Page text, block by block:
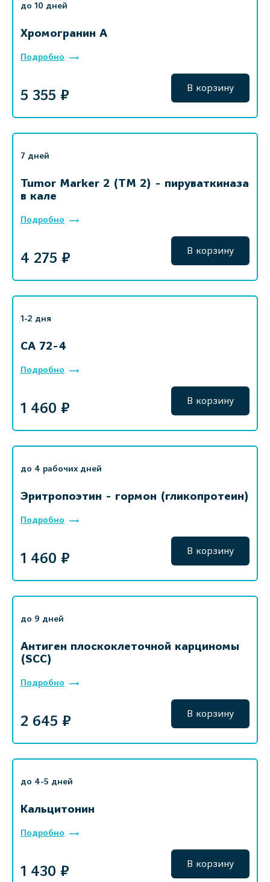
до 10 дней
Хромогранин А
Подробно
5 355 ₽ В корзину
7 дней
Tumor Marker 2 (TM 2) - пируваткиназа
в кале
Подробно
4 275 ₽ В корзину
1-2 дня
СА 72-4
Подробно
1 460 ₽ В корзину
до 4 рабочих дней
Эритропоэтин - гормон (гликопротеин)
Подробно
1 460 ₽ В корзину
до 9 дней
Антиген плоскоклеточной карциномы
(SCC)
Подробно
2 645 ₽ В корзину
до 4-5 дней
Кальцитонин
Подробно
1 430 ₽ В корзину